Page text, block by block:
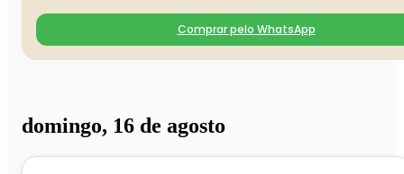
Comprar pelo WhatsApp
domingo, 16 de agosto